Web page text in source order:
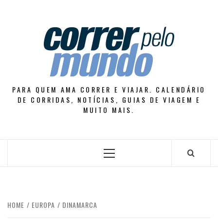
PARA QUEM AMA CORRER E VIAJAR. CALENDÁRIO
DE CORRIDAS, NOTÍCIAS, GUIAS DE VIAGEM E
MUITO MAIS.
Primary
HOME EUROPA DINAMARCA